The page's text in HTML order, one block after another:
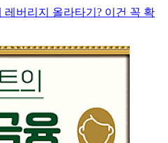
레버리지 올라타기? 이건 꼭 확